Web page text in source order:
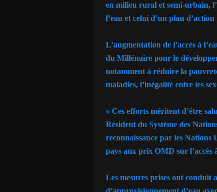
en milieu rural et semi-urbain,
l’eau et celui d’un plan
L’augmentation de l’accès à
du Millénaire pour le
notamment à réduire la
maladies, l’inégalité entre les
« Ces efforts méritent d’être
Résident du Système des
reconnaissance par les Nations
pays aux prix OMD sur l’accès
Les mesures prises ont conduit